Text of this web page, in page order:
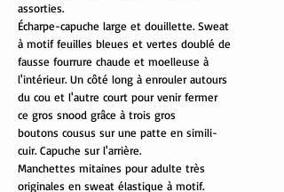
assorties.
Écharpe-capuche large et douillette. Sweat
à motif feuilles bleues et vertes doublé de
fausse fourrure chaude et moelleuse à
l'intérieur. Un côté long à enrouler autours
du cou et l'autre court pour venir fermer
ce gros snood grâce à trois gros
boutons cousus sur une patte en simili-
cuir. Capuche sur l'arrière.
Manchettes mitaines pour adulte très
originales en sweat élastique à motif.